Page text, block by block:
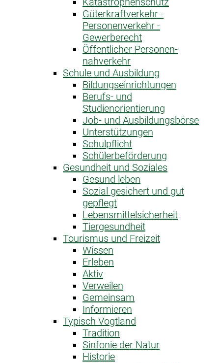
Güterkraftverkehr -
Personenverkehr -
Gewerberecht
Öffentlicher Personen­
nahverkehr
Schule und Ausbildung
Bildungseinrichtungen
Berufs- und
Studienorientierung
Job- und Ausbildungsbörse
Unterstützungen
Schulpflicht
Schülerbeförderung
Gesundheit und Soziales
Gesund leben
Sozial gesichert und gut
gepflegt
Lebensmittelsicherheit
Tiergesundheit
Tourismus und Freizeit
Wissen
Erleben
Aktiv
Verweilen
Gemeinsam
Informieren
Typisch Vogtland
Tradition
Sinfonie der Natur
Historie